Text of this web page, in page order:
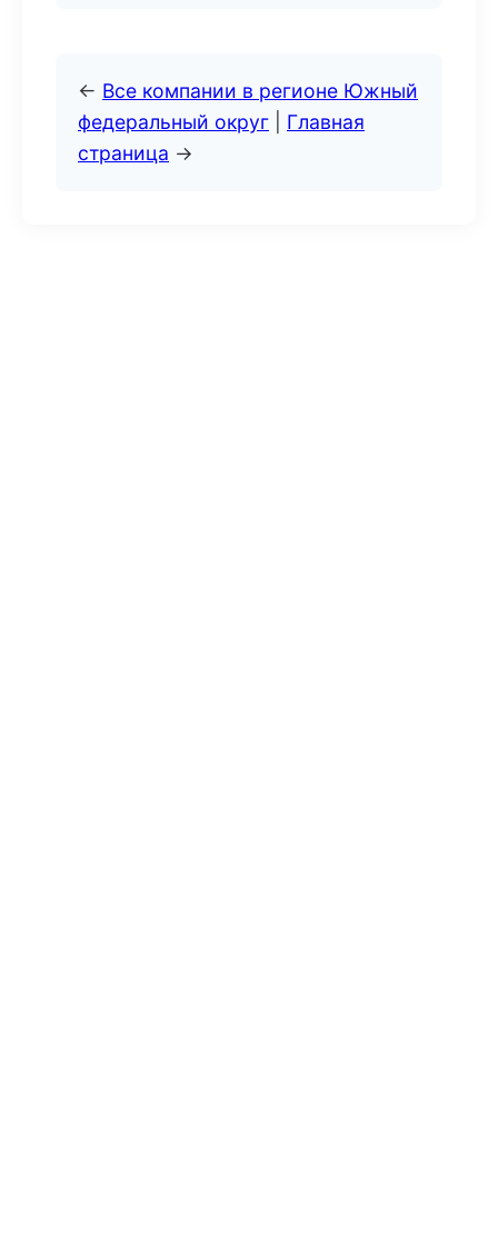
← Все компании в регионе Южный
федеральный округ
Главная
страница →